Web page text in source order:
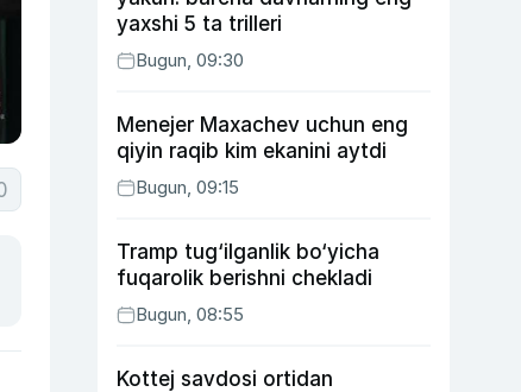
yaxshi 5 ta trilleri
Bugun, 09:30
Menejer Maxachev uchun eng
qiyin raqib kim ekanini aytdi
Bugun, 09:15
Tramp tug‘ilganlik bo‘yicha
fuqarolik berishni chekladi
Bugun, 08:55
Kottej savdosi ortidan